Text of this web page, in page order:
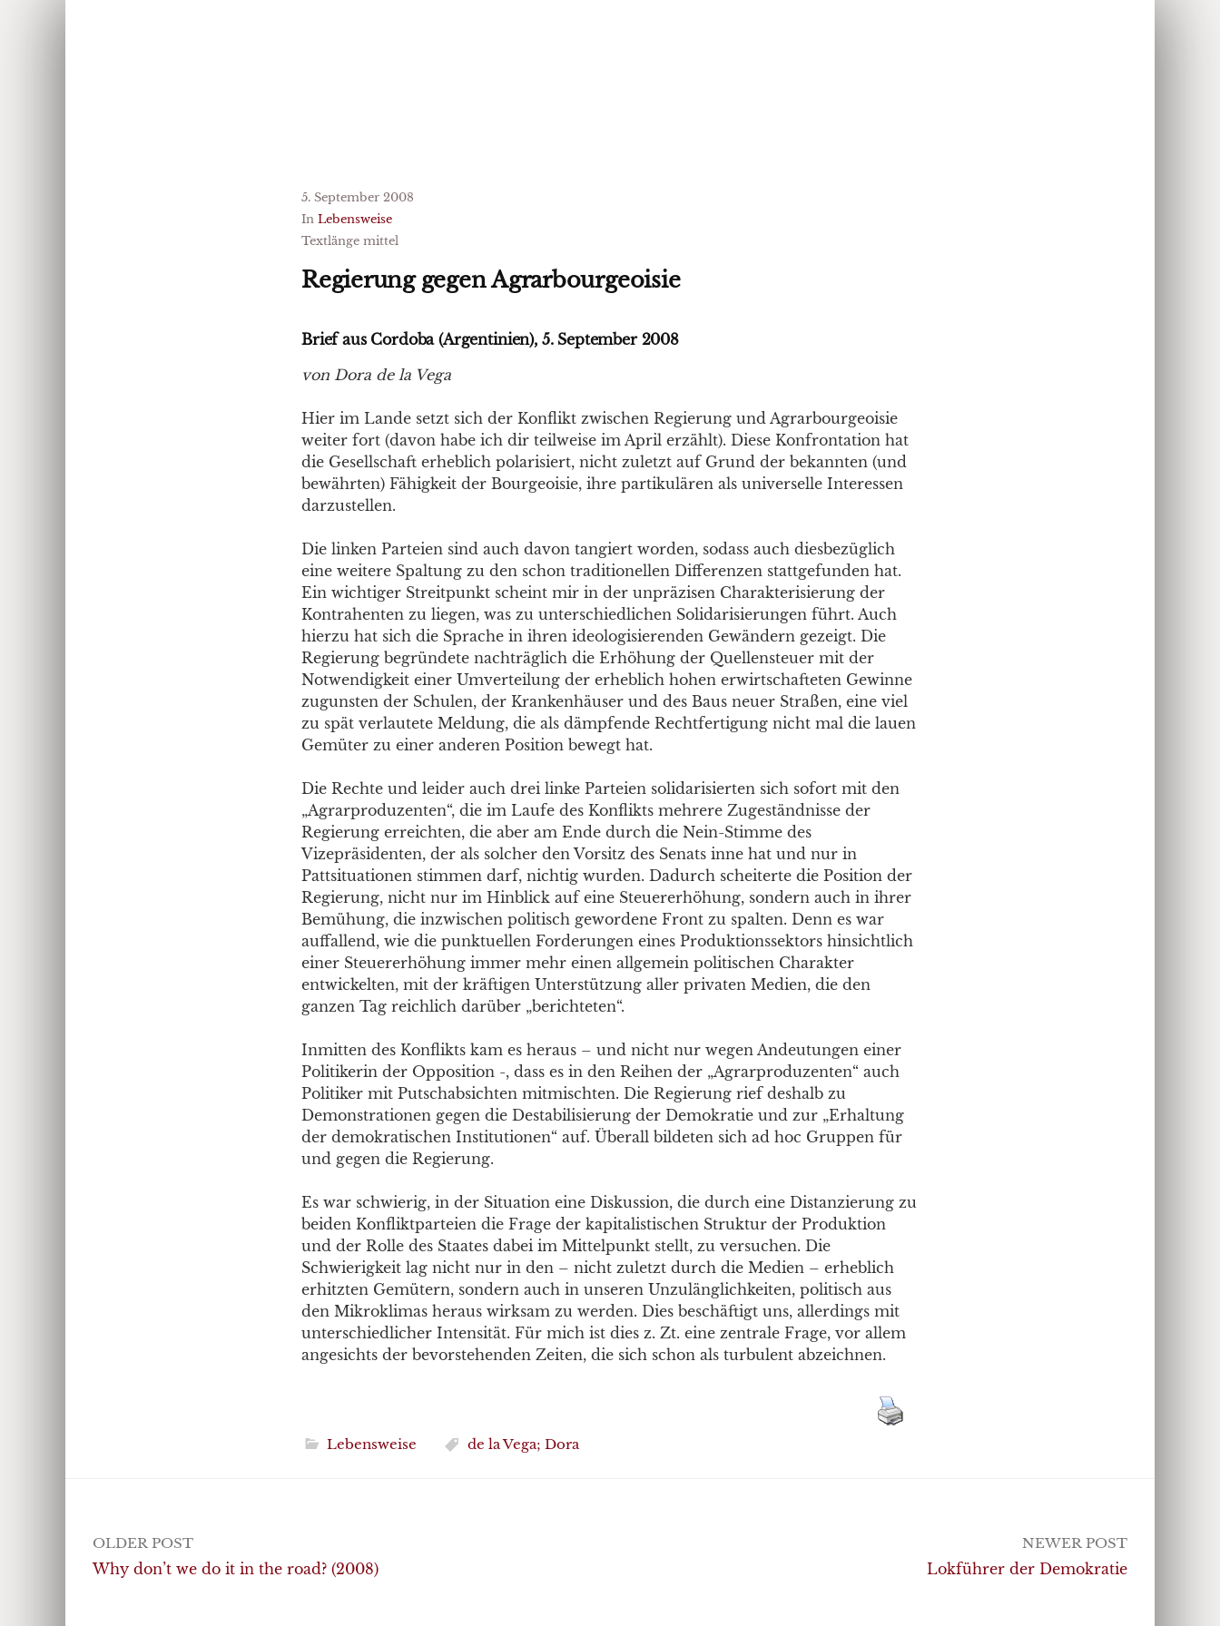
5. September 2008
In Lebensweise
Textlänge mittel
Regierung gegen Agrarbourgeoisie
Brief aus Cordoba (Argentinien), 5. September 2008
von Dora de la Vega
Hier im Lande setzt sich der Konflikt zwischen Regierung und Agrarbourgeoisie
weiter fort (davon habe ich dir teilweise im April erzählt). Diese Konfrontation hat
die Gesellschaft erheblich polarisiert, nicht zuletzt auf Grund der bekannten (und
bewährten) Fähigkeit der Bourgeoisie, ihre partikulären als universelle Interessen
darzustellen.
Die linken Parteien sind auch davon tangiert worden, sodass auch diesbezüglich
eine weitere Spaltung zu den schon traditionellen Differenzen stattgefunden hat.
Ein wichtiger Streitpunkt scheint mir in der unpräzisen Charakterisierung der
Kontrahenten zu liegen, was zu unterschiedlichen Solidarisierungen führt. Auch
hierzu hat sich die Sprache in ihren ideologisierenden Gewändern gezeigt. Die
Regierung begründete nachträglich die Erhöhung der Quellensteuer mit der
Notwendigkeit einer Umverteilung der erheblich hohen erwirtschafteten Gewinne
zugunsten der Schulen, der Krankenhäuser und des Baus neuer Straßen, eine viel
zu spät verlautete Meldung, die als dämpfende Rechtfertigung nicht mal die lauen
Gemüter zu einer anderen Position bewegt hat.
Die Rechte und leider auch drei linke Parteien solidarisierten sich sofort mit den
„Agrarproduzenten“, die im Laufe des Konflikts mehrere Zugeständnisse der
Regierung erreichten, die aber am Ende durch die Nein-Stimme des
Vizepräsidenten, der als solcher den Vorsitz des Senats inne hat und nur in
Pattsituationen stimmen darf, nichtig wurden. Dadurch scheiterte die Position der
Regierung, nicht nur im Hinblick auf eine Steuererhöhung, sondern auch in ihrer
Bemühung, die inzwischen politisch gewordene Front zu spalten. Denn es war
auffallend, wie die punktuellen Forderungen eines Produktionssektors hinsichtlich
einer Steuererhöhung immer mehr einen allgemein politischen Charakter
entwickelten, mit der kräftigen Unterstützung aller privaten Medien, die den
ganzen Tag reichlich darüber „berichteten“.
Inmitten des Konflikts kam es heraus – und nicht nur wegen Andeutungen einer
Politikerin der Opposition -, dass es in den Reihen der „Agrarproduzenten“ auch
Politiker mit Putschabsichten mitmischten. Die Regierung rief deshalb zu
Demonstrationen gegen die Destabilisierung der Demokratie und zur „Erhaltung
der demokratischen Institutionen“ auf. Überall bildeten sich ad hoc Gruppen für
und gegen die Regierung.
Es war schwierig, in der Situation eine Diskussion, die durch eine Distanzierung zu
beiden Konfliktparteien die Frage der kapitalistischen Struktur der Produktion
und der Rolle des Staates dabei im Mittelpunkt stellt, zu versuchen. Die
Schwierigkeit lag nicht nur in den – nicht zuletzt durch die Medien – erheblich
erhitzten Gemütern, sondern auch in unseren Unzulänglichkeiten, politisch aus
den Mikroklimas heraus wirksam zu werden. Dies beschäftigt uns, allerdings mit
unterschiedlicher Intensität. Für mich ist dies z. Zt. eine zentrale Frage, vor allem
angesichts der bevorstehenden Zeiten, die sich schon als turbulent abzeichnen.
Lebensweise de la Vega; Dora
Post
navigation
OLDER POST
Why don’t we do it in the road? (2008)
NEWER POST
Lokführer der Demokratie